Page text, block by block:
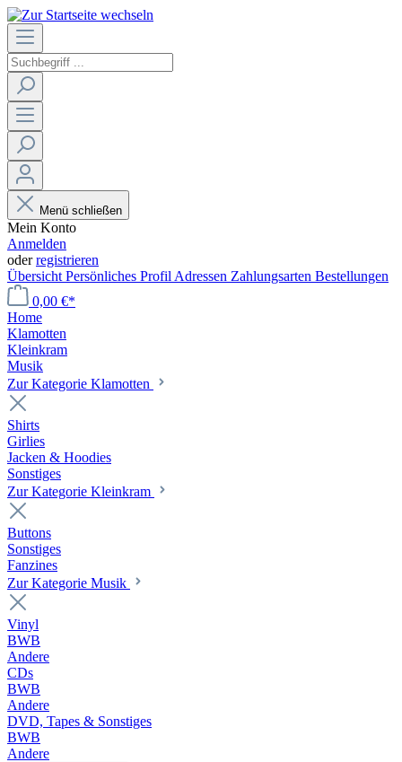
Menü schließen
Mein Konto
Anmelden
oderregistrieren
Übersicht Persönliches Profil Adressen Zahlungsarten Bestellungen
0,00 €*
Home
Klamotten
Kleinkram
Musik
Zur Kategorie Klamotten
Shirts
Girlies
Jacken & Hoodies
Sonstiges
Zur Kategorie Kleinkram
Buttons
Sonstiges
Fanzines
Zur Kategorie Musik
Vinyl
BWB
Andere
CDs
BWB
Andere
DVD, Tapes & Sonstiges
BWB
Andere